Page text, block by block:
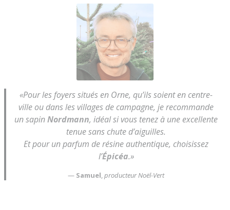
«Pour les foyers situés en Orne, qu’ils soient en centre-
ville ou dans les villages de campagne, je recommande
un sapinNordmann, idéal si vous tenez à une excellente
tenue sans chute d’aiguilles.
Et pour un parfum de résine authentique, choisissez
l’Épicéa.»
— Samuel,producteur Noël-Vert